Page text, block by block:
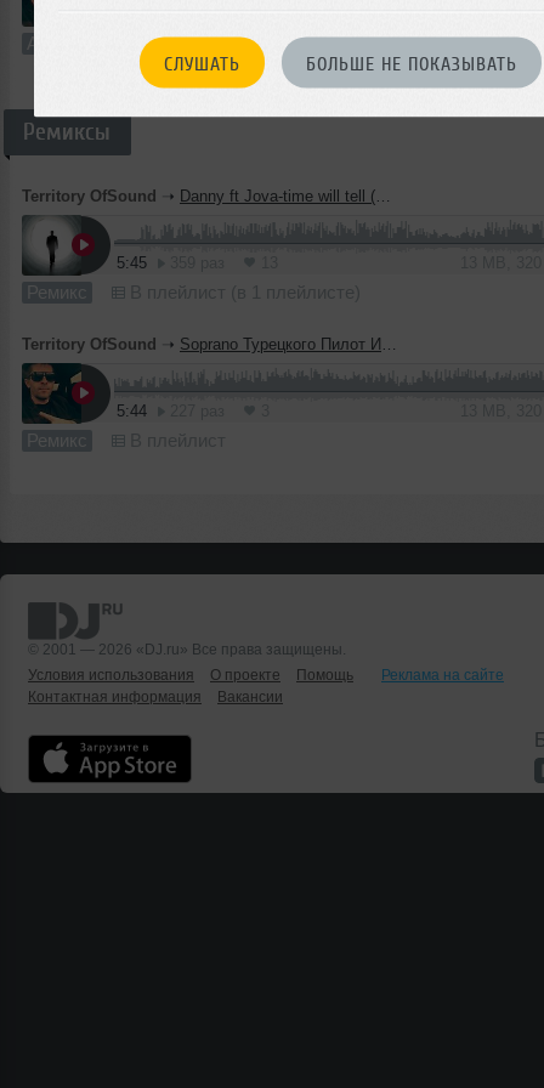
СЛУШАТЬ БОЛЬШЕ НЕ ПОКАЗЫВАТЬ
Авторский трек В плейлист
Ремиксы
Territory OfSound ➝ Danny ft Jova-time will tell (Terrytory of Sound remix)
5:45
Ремикс В плейлист (в 1 плейлисте)
Territory OfSound ➝ Soprano Турецкого Пилот Иванов (Territory of Sound remix)
5:44
Ремикс В плейлист
© 2001 — 2026 «DJ.ru» Все права защищены.
Условия использования
О проекте Помощь
Реклама на сайте
Контактная информация
Вакансии